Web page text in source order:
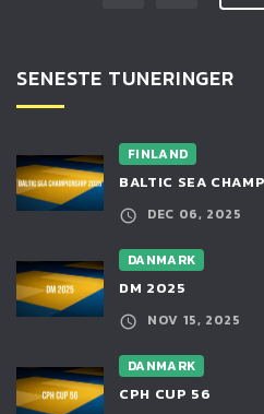
SENESTE TUNERINGER
FINLAND
BALTIC SEA
DEC 06, 2025
DANMARK
DM 2025
NOV 15, 2025
DANMARK
CPH CUP 56